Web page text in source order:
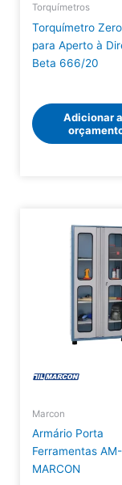
Torquímetros
Torquímetro
para Aperto à
Beta 666/20
Adicionar
Marcon
Armário Porta
Ferramentas
MARCON